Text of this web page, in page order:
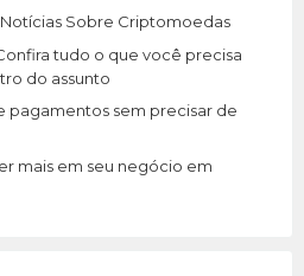
Sobre Criptomoedas
tudo o que você precisa
do assunto
pagamentos sem precisar de
mais em seu negócio em